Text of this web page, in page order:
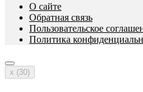
О сайте
Обратная связь
Пользовательское
Политика
x (30)